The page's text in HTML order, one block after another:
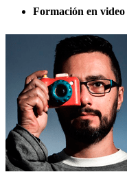
Formación en video